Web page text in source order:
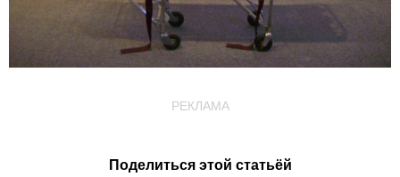
РЕКЛАМА
Поделиться этой статьёй